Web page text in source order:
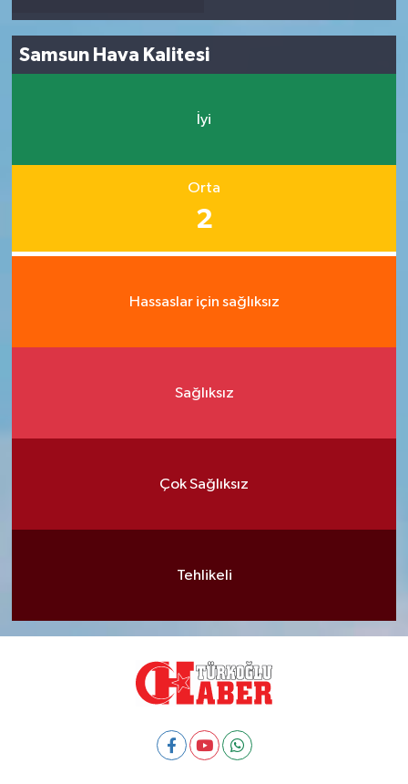
Samsun Hava Kalitesi
İyi
Orta
2
Hassaslar için sağlıksız
Sağlıksız
Çok Sağlıksız
Tehlikeli